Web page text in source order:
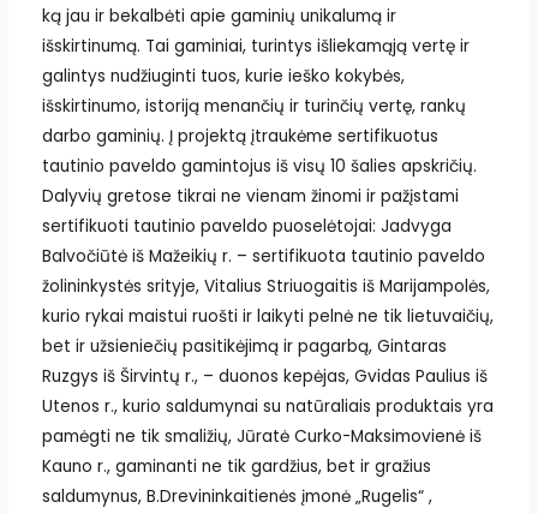
ką jau ir bekalbėti apie gaminių unikalumą ir
išskirtinumą. Tai gaminiai, turintys išliekamąją vertę ir
galintys nudžiuginti tuos, kurie ieško kokybės,
išskirtinumo, istoriją menančių ir turinčių vertę, rankų
darbo gaminių. Į projektą įtraukėme sertifikuotus
tautinio paveldo gamintojus iš visų 10 šalies apskričių.
Dalyvių gretose tikrai ne vienam žinomi ir pažįstami
sertifikuoti tautinio paveldo puoselėtojai: Jadvyga
Balvočiūtė iš Mažeikių r. – sertifikuota tautinio paveldo
žolininkystės srityje, Vitalius Striuogaitis iš Marijampolės,
kurio rykai maistui ruošti ir laikyti pelnė ne tik lietuvaičių,
bet ir užsieniečių pasitikėjimą ir pagarbą, Gintaras
Ruzgys iš Širvintų r., – duonos kepėjas, Gvidas Paulius iš
Utenos r., kurio saldumynai su natūraliais produktais yra
pamėgti ne tik smaližių, Jūratė Curko-Maksimovienė iš
Kauno r., gaminanti ne tik gardžius, bet ir gražius
saldumynus, B.Drevininkaitienės įmonė „Rugelis“ ,